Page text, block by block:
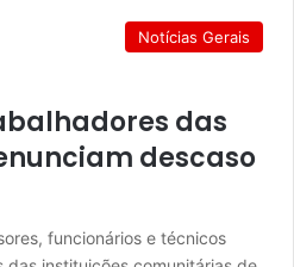
Notícias Gerais
das
descaso
funcionários e técnicos